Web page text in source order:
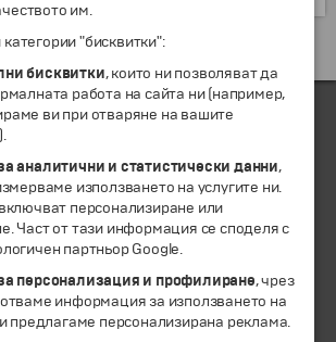
и почивки до Испания »
им.
"бисквитки":
бисквитки, които ни позволяват да
работа на сайта ни (например,
ви при отваряне на вашите
аналитични и статистически данни,
използването на услугите ни.
персонализиране или
Част от тази информация се споделя с
партньор Google.
персонализация и профилиране, чрез
информация за използването на
предлагаме персонализирана реклама.